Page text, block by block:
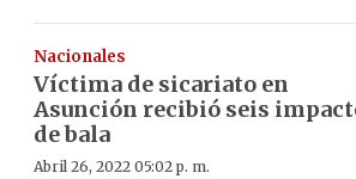
Nacionales
Víctima de sicariato en
Asunción recibió seis
de bala
Abril 26, 2022 05:02 p. m.